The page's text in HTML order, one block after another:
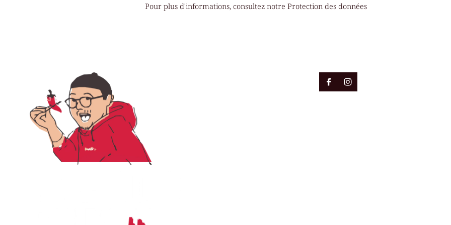
Pour plus d'informations, consultez notre Protection des données